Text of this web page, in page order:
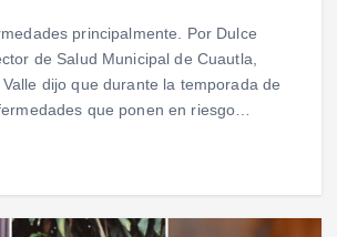
principalmente. Por Dulce
de Salud Municipal de Cuautla,
dijo que durante la temporada de
que ponen en riesgo…